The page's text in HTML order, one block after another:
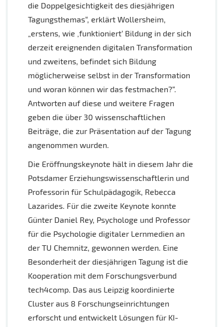
die Doppelgesichtigkeit des diesjährigen
Tagungsthemas“, erklärt Wollersheim,
„erstens, wie ‚funktioniert‘ Bildung in der sich
derzeit ereignenden digitalen Transformation
und zweitens, befindet sich Bildung
möglicherweise selbst in der Transformation
und woran können wir das festmachen?“.
Antworten auf diese und weitere Fragen
geben die über 30 wissenschaftlichen
Beiträge, die zur Präsentation auf der Tagung
angenommen wurden.
Die Eröffnungskeynote hält in diesem Jahr die
Potsdamer Erziehungswissenschaftlerin und
Professorin für Schulpädagogik, Rebecca
Lazarides. Für die zweite Keynote konnte
Günter Daniel Rey, Psychologe und Professor
für die Psychologie digitaler Lernmedien an
der TU Chemnitz, gewonnen werden. Eine
Besonderheit der diesjährigen Tagung ist die
Kooperation mit dem Forschungsverbund
tech4comp. Das aus Leipzig koordinierte
Cluster aus 8 Forschungseinrichtungen
erforscht und entwickelt Lösungen für KI-